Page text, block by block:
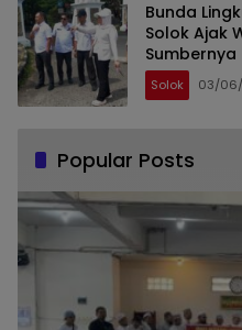
Bunda
Solok Ajak
Sumbernya
Solok 03/
Popular Posts